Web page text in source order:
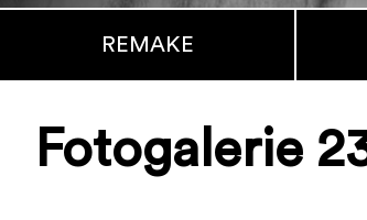
REMAKE
Fotogalerie